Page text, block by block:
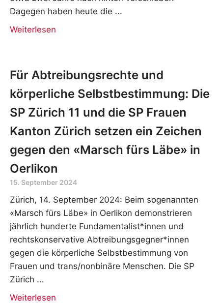
Dagegen haben heute die
Weiterlesen
Für Abtreibungsrechte und
körperliche Selbstbestimmung: Die
SP Zürich 11 und die SP Frauen
Kanton Zürich setzen ein Zeichen
gegen den «Marsch fürs Läbe» in
Oerlikon
15. September 2024
Zürich, 14. September 2024: Beim sogenannten
«Marsch fürs Läbe» in Oerlikon demonstrieren
jährlich hunderte Fundamentalist*innen und
rechtskonservative Abtreibungsgegner*innen
gegen die körperliche Selbstbestimmung von
Frauen und trans/nonbinäre Menschen. Die SP
Zürich
Weiterlesen